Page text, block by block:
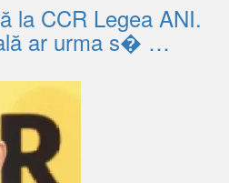
la CCR Legea ANI.
ar urma s� …